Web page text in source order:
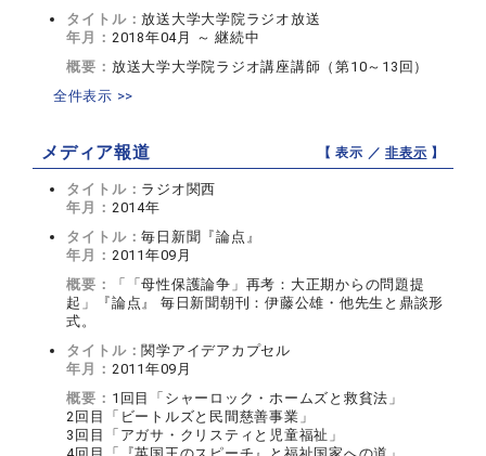
タイトル：放送大学大学院ラジオ放送
年月： 2018年04月 ～ 継続中
概要： 放送大学大学院ラジオ講座講師（第10～13回）
全件表示 >>
メディア報道 【 表示 ／非表示 】
タイトル： ラジオ関西
年月： 2014年
タイトル：毎日新聞『論点』
年月： 2011年09月
概要：
「「母性保護論争」再考：大正期からの問題提
起」『論点』 毎日新聞朝刊：伊藤公雄・他先生と鼎談形
式。
タイトル： 関学アイデアカプセル
年月： 2011年09月
概要： 1回目「シャーロック・ホームズと救貧法」
2回目「ビートルズと民間慈善事業」
3回目「アガサ・クリスティと児童福祉」